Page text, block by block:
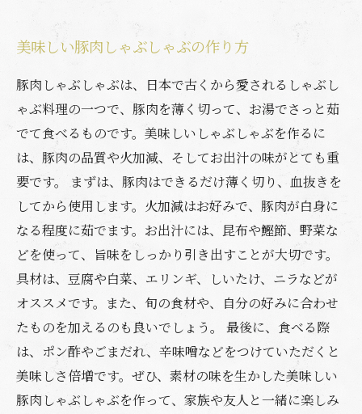
美味しい豚肉しゃぶしゃぶの作り方
豚肉しゃぶしゃぶは、日本で古くから愛されるしゃぶし
ゃぶ料理の一つで、豚肉を薄く切って、お湯でさっと茹
でて食べるものです。美味しいしゃぶしゃぶを作るに
は、豚肉の品質や火加減、そしてお出汁の味がとても重
要です。 まずは、豚肉はできるだけ薄く切り、血抜きを
してから使用します。火加減はお好みで、豚肉が白身に
なる程度に茹でます。お出汁には、昆布や鰹節、野菜な
どを使って、旨味をしっかり引き出すことが大切です。
具材は、豆腐や白菜、エリンギ、しいたけ、ニラなどが
オススメです。また、旬の食材や、自分の好みに合わせ
たものを加えるのも良いでしょう。 最後に、食べる際
は、ポン酢やごまだれ、辛味噌などをつけていただくと
美味しさ倍増です。ぜひ、素材の味を生かした美味しい
豚肉しゃぶしゃぶを作って、家族や友人と一緒に楽しみ